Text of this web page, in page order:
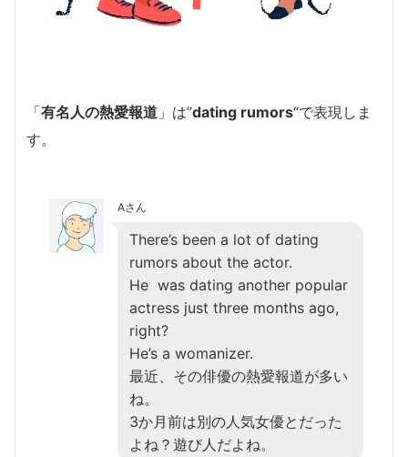
「有名人の熱愛報道 」は”dating rumors“で表現しま
す。
Aさん
There’s been a lot of dating
rumors about the actor.
He was dating another popular
actress just three months ago,
right?
He’s a womanizer.
最近、その俳優の熱愛報道が多い
ね。
3か月前は別の人気女優とだった
よね？遊び人だよね。